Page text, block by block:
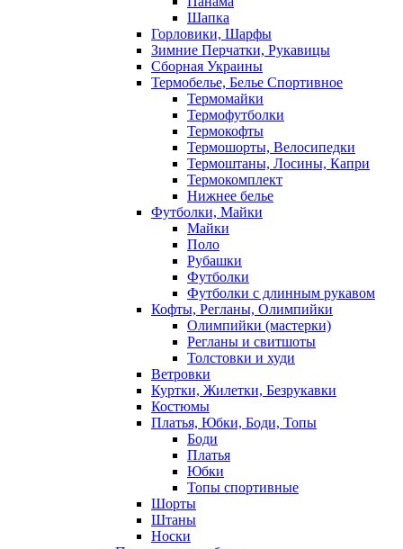
Шапка
Горловики, Шарфы
Зимние Перчатки, Рукавицы
Сборная Украины
Термобелье, Белье Спортивное
Термомайки
Термофутболки
Термокофты
Термошорты, Велосипедки
Термоштаны, Лосины, Капри
Термокомплект
Нижнее белье
Футболки, Майки
Майки
Поло
Рубашки
Футболки
Футболки с длинным рукавом
Кофты, Регланы, Олимпийки
Олимпийки (мастерки)
Регланы и свитшоты
Толстовки и худи
Ветровки
Куртки, Жилетки, Безрукавки
Костюмы
Платья, Юбки, Боди, Топы
Боди
Платья
Юбки
Топы спортивные
Шорты
Штаны
Носки